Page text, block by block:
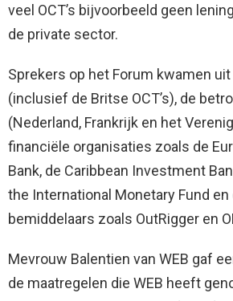
veel OCT’s bijvoorbeeld geen
de private sector.
Sprekers op het Forum kwamen uit
(inclusief de Britse OCT’s), de
(Nederland, Frankrijk en het
financiële organisaties zoals de
Bank, de Caribbean Investment
the International Monetary Fund en
bemiddelaars zoals OutRigger en
Mevrouw Balentien van WEB gaf
de maatregelen die WEB heeft